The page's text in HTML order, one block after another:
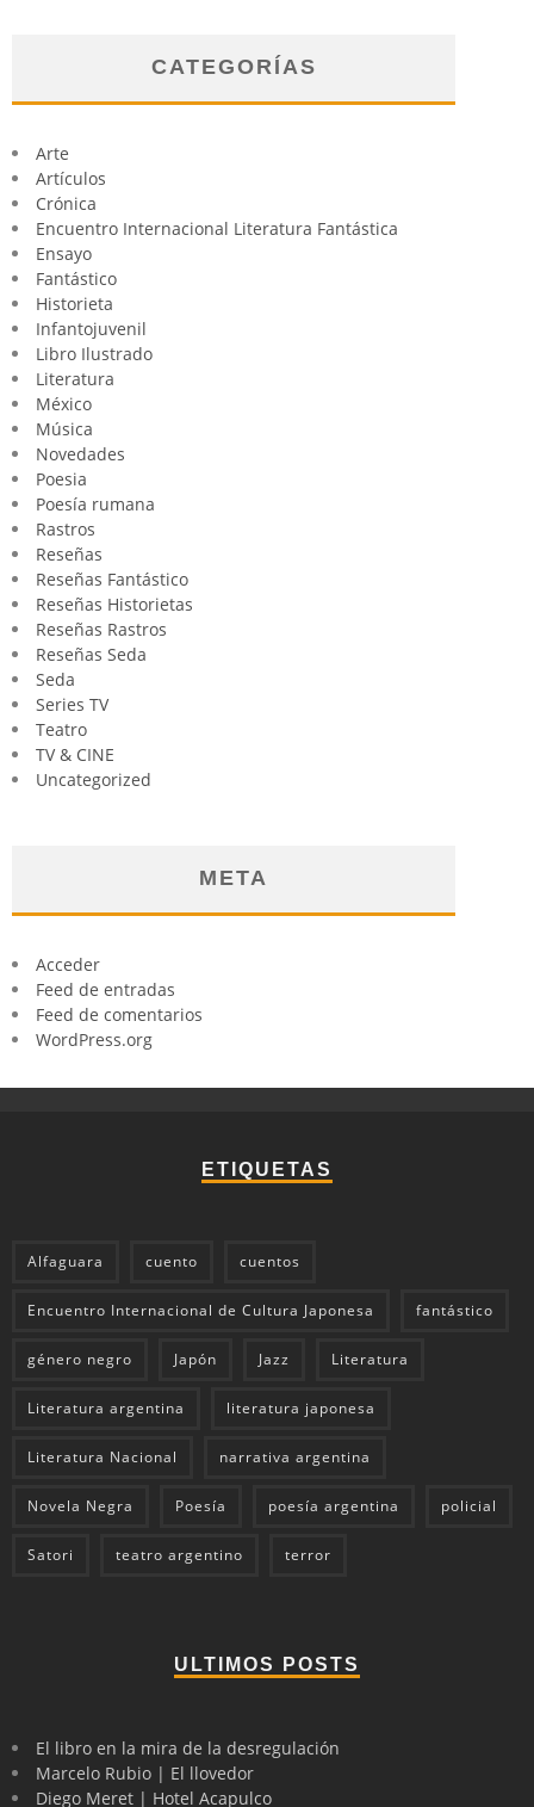
CATEGORÍAS
Arte
Artículos
Crónica
Encuentro Internacional Literatura Fantástica
Ensayo
Fantástico
Historieta
Infantojuvenil
Libro Ilustrado
Literatura
México
Música
Novedades
Poesia
Poesía rumana
Rastros
Reseñas
Reseñas Fantástico
Reseñas Historietas
Reseñas Rastros
Reseñas Seda
Seda
Series TV
Teatro
TV & CINE
Uncategorized
META
Acceder
Feed de entradas
Feed de comentarios
WordPress.org
ETIQUETAS
Alfaguara cuento cuentos
Encuentro Internacional de Cultura Japonesa fantástico
género negro Japón Jazz Literatura
Literatura argentina literatura japonesa
Literatura Nacional narrativa argentina
Novela Negra Poesía poesía argentina policial
Satori teatro argentino terror
ULTIMOS POSTS
El libro en la mira de la desregulación
Marcelo Rubio | El llovedor
Diego Meret | Hotel Acapulco